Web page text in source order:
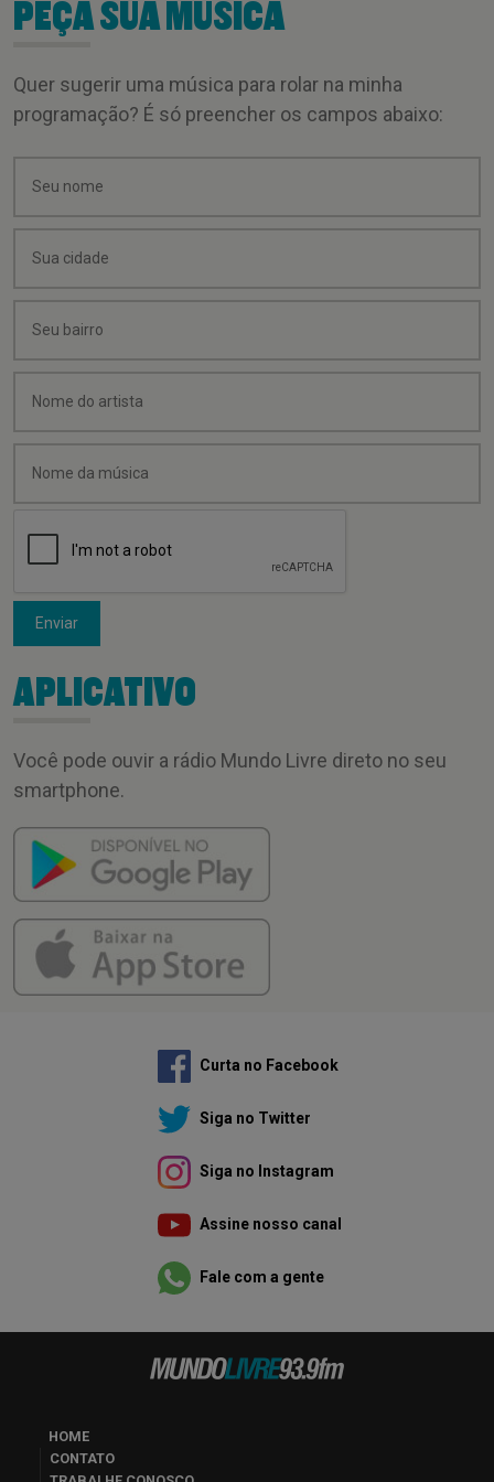
PEÇA SUA MÚSICA
Quer sugerir uma música para rolar na minha
programação? É só preencher os campos abaixo:
Enviar
APLICATIVO
Você pode ouvir a rádio Mundo Livre direto no seu
smartphone.
Curta no Facebook
Siga no Twitter
Siga no Instagram
Assine nosso canal
Fale com a gente
HOME
CONTATO